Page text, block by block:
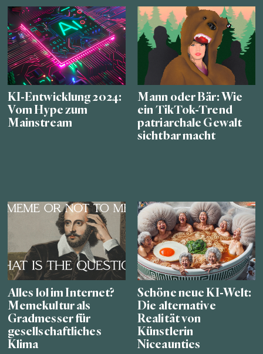
KI-Entwicklung 2024:
Vom Hype zum
Mainstream
Mann oder Bär: Wie
ein TikTok-Trend
patriarchale Gewalt
sichtbar macht
Alles lol im Internet?
Memekultur als
Gradmesser für
gesellschaftliches
Klima
Schöne neue KI-Welt:
Die alternative
Realität von
Künstlerin
Niceaunties